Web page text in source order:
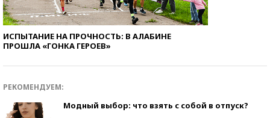
ИСПЫТАНИЕ НА ПРОЧНОСТЬ: В АЛАБИНЕ
ПРОШЛА «ГОНКА ГЕРОЕВ»
РЕКОМЕНДУЕМ:
Модный выбор: что взять с собой в отпуск?